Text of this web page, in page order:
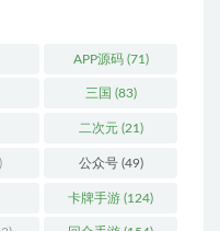
APP源码(71)
三国 (83)
二次元(21)
公众号(49)
卡牌手游 (124)